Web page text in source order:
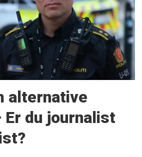
alternative
Er du journalist